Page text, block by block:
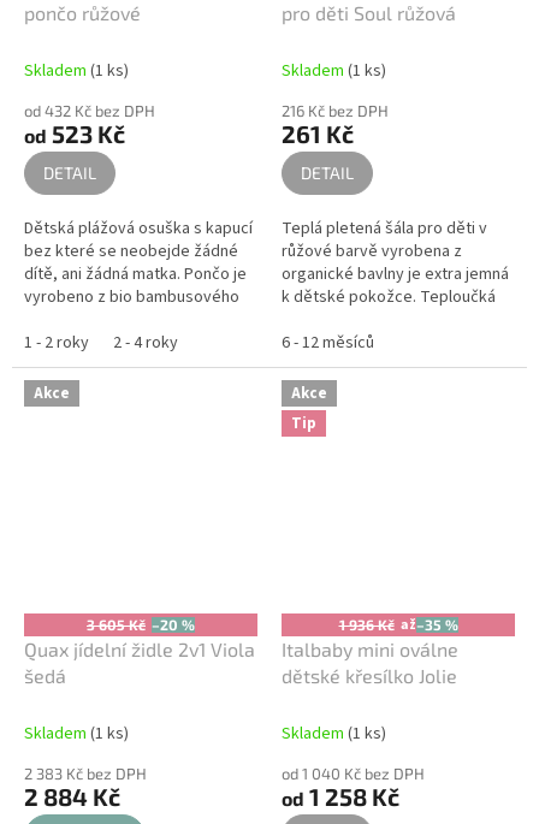
pončo růžové
Skladem (1 ks)
od 432 Kč bez DPH
od 523 Kč
DETAIL
Dětská plážová osuška s kapucí
bez které se neobejde žádné
dítě, ani žádná matka. Pončo je
vyrobeno z bio bambusového
vodu a zanechá dítě suché a...
1 - 2 roky 2 - 4 roky
pro děti Soul růžová
Skladem (1 ks)
216 Kč bez DPH
261 Kč
DETAIL
Teplá pletená šála pro děti v
růžové barvě vyrobena z
organické bavlny je extra jemná
k dětské pokožce. Teploučká
kolem krku a vpředu...
6 - 12 měsíců
Akce
3 605 Kč –20 %
Quax jídelní židle 2v1 Viola
šedá
Skladem (1 ks)
2 383 Kč bez DPH
2 884 Kč
Akce
Tip
1 936 Kč až–35 %
Italbaby mini oválne
dětské křesílko Jolie
Skladem (1 ks)
od 1 040 Kč bez DPH
od 1 258 Kč